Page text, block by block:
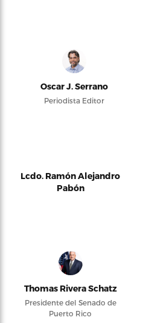
Oscar J. Serrano
Periodista Editor
Lcdo. Ramón Alejandro
Pabón
Thomas Rivera Schatz
Presidente del Senado de
Puerto Rico